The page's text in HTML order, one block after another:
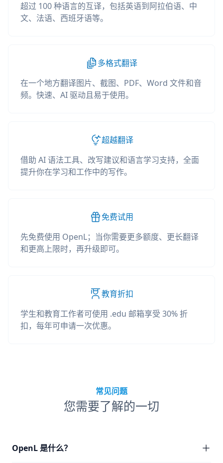
超过 100 种语言的互译，包括英语到阿拉伯语、中
文、法语、西班牙语等。
多格式翻译
在一个地方翻译图片、截图、PDF、Word 文件和音
频。快速、AI 驱动且易于使用。
超越翻译
借助 AI 语法工具、改写建议和语言学习支持，全面
提升你在学习和工作中的写作。
免费试用
先免费使用 OpenL；当你需要更多额度、更长翻译
和更高上限时，再升级即可。
教育折扣
学生和教育工作者可使用 .edu 邮箱享受 30% 折
扣，每年可申请一次优惠。
常见问题
您需要了解的一切
OpenL 是什么？